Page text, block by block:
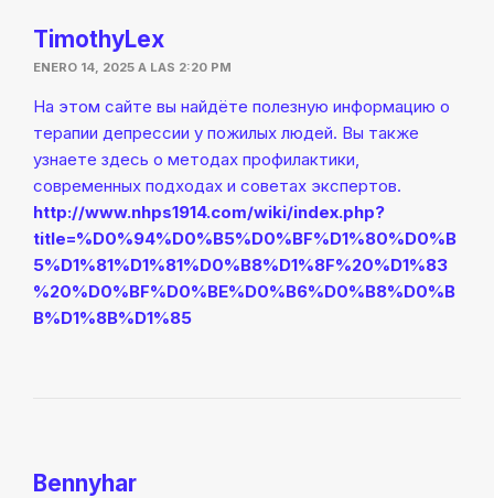
TimothyLex
ENERO 14, 2025 A LAS 2:20 PM
На этом сайте вы найдёте полезную информацию о
терапии депрессии у пожилых людей. Вы также
узнаете здесь о методах профилактики,
современных подходах и советах экспертов.
http://www.nhps1914.com/wiki/index.php?
title=%D0%94%D0%B5%D0%BF%D1%80%D0%B
5%D1%81%D1%81%D0%B8%D1%8F%20%D1%83
%20%D0%BF%D0%BE%D0%B6%D0%B8%D0%B
B%D1%8B%D1%85
Bennyhar